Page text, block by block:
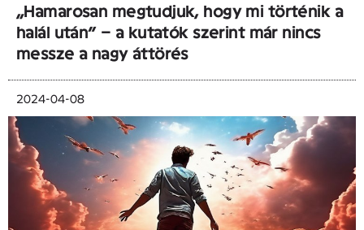
„Hamarosan megtudjuk, hogy mi történik a
halál után” – a kutatók szerint már nincs
messze a nagy áttörés
2024-04-08